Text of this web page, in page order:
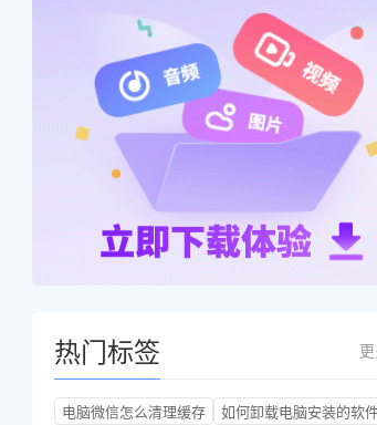
热门标签
电脑微信怎么清理缓存
如何卸载电脑安装的软